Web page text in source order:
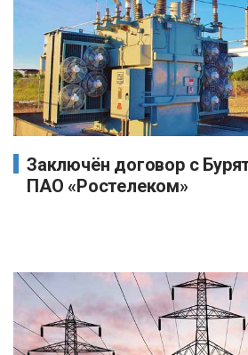
Заключён договор с
ПАО «Ростелеком»